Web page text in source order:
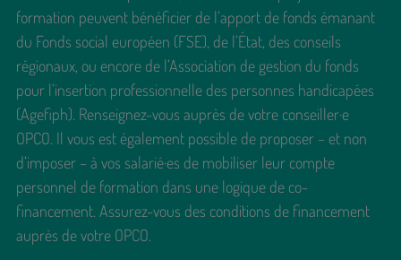
formation peuvent bénéficier de l’apport de fonds émanant
du Fonds social européen (FSE), de l’État, des conseils
régionaux, ou encore de l’Association de gestion du fonds
pour l’insertion professionnelle des personnes handicapées
(Agefiph). Renseignez-vous auprès de votre conseiller·e
OPCO. Il vous est également possible de proposer – et non
d’imposer – à vos salarié·es de mobiliser leur compte
personnel de formation dans une logique de co-
financement. Assurez-vous des conditions de financement
auprès de votre OPCO.